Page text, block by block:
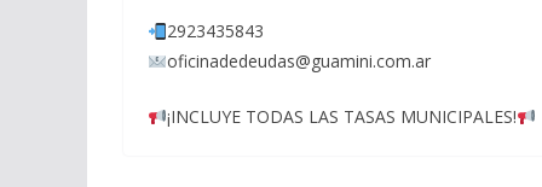
2923435843
oficinadedeudas@guamini.com.ar
¡INCLUYE TODAS LAS TASAS MUNICIPALES!